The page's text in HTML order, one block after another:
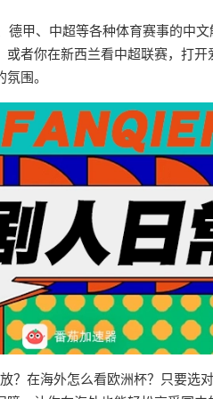
甲、中超等各种体育赛事的中
者你在新西兰看中超联赛，打
围。
？在海外怎么看欧洲杯？只要选对